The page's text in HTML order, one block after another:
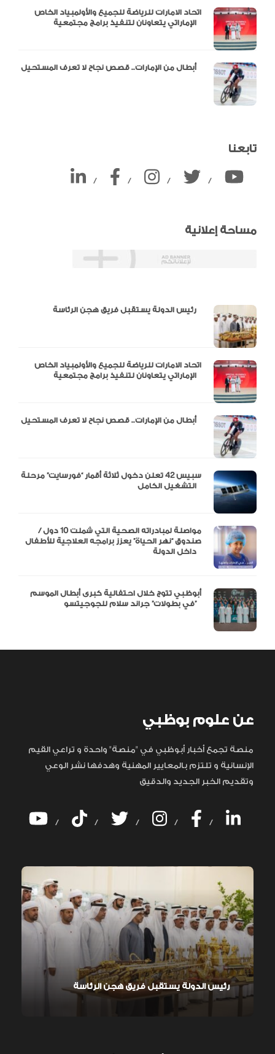
اتحاد الامارات للرياضة للجميع والأولمبياد الخاص
تابعنا
/ / / /
مساحة إعلانية
اتحاد الامارات للرياضة للجميع والأولمبياد الخاص
سبيس 42 تعلن دخول ثلاثة أقمار “فورسايت” مرحلة
مواصلة لمبادراته الصحية التي شملت 10 دول /
صندوق “نهر الحياة” يعزز برامجه العلاجية للأطفال
أبوظبي تتوج خلال احتفالية كبرى أبطال الموسم
في بطولات” جراند سلام للجوجيتسو”
عن علوم بوظبي
منصة تجمع أخبار أبوظبي في "منصة" واحدة و تراعي القيم
الإنسانية و تلتزم بالمعايير المهنية وهدفها نشر الوعي
وتقديم الخبر الجديد والدقيق
/ / / / /
رئيس الدولة يستقبل فريق هجن الرئاسة